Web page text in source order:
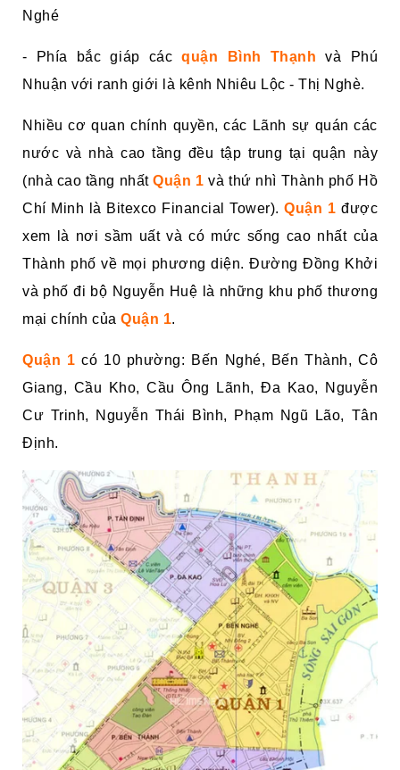
Nghé
- Phía bắc giáp cácquận Bình Thạnh và Phú
Nhuận với ranh giới là kênh Nhiêu Lộc - Thị Nghè.
Nhiều cơ quan chính quyền, các Lãnh sự quán các
nước và nhà cao tầng đều tập trung tại quận này
(nhà cao tầng nhấtQuận 1 và thứ nhì Thành phố Hồ
Chí Minh là Bitexco Financial Tower).Quận 1 được
xem là nơi sầm uất và có mức sống cao nhất của
Thành phố về mọi phương diện. Đường Đồng Khởi
và phố đi bộ Nguyễn Huệ là những khu phố thương
mại chính của Quận 1.
Quận 1 có 10 phường: Bến Nghé, Bến Thành, Cô
Giang, Cầu Kho, Cầu Ông Lãnh, Đa Kao, Nguyễn
Cư Trinh, Nguyễn Thái Bình, Phạm Ngũ Lão, Tân
Định.